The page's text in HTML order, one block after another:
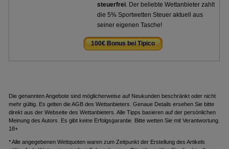
steuerfrei. Der beliebte Wettanbieter zahlt
die 5% Sportwetten Steuer aktuell aus
seiner eigenen Tasche!
100€ Bonus bei Tipico
Die genannten Angebote sind möglicherweise auf Neukunden beschränkt oder nicht
mehr gültig. Es gelten die AGB des Wettanbieters. Genaue Details ersehen Sie bitte
direkt aus der Webseite des Wettanbieters. Alle Tipps basieren auf der persönlichen
Meinung des Autors. Es gibt keine Erfolgsgarantie. Bitte wetten Sie mit Verantwortung.
18+
* Alle angegebenen Wettquoten waren zum Zeitpunkt der Erstellung des Artikels